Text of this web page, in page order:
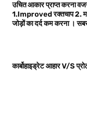
उचित आकार प्राप्त करना
1.Improvedरक्तचाप2.
जोड़ों का दर्दकम करना ।
कार्बोहाइड्रेट आहार V/S